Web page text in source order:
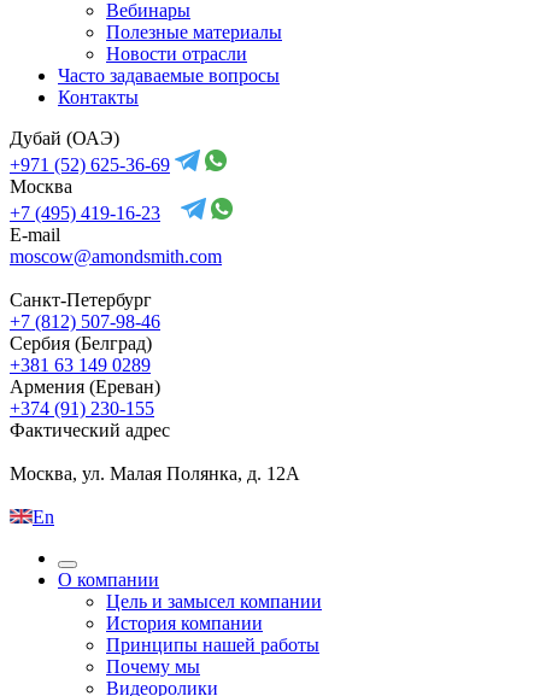
Вебинары
Полезные материалы
Новости отрасли
Часто задаваемые вопросы
Контакты
Дубай (ОАЭ)
+971 (52) 625-36-69
Москва
+7 (495) 419-16-23
E-mail
moscow@amondsmith.com
Санкт-Петербург
+7 (812) 507-98-46
Сербия (Белград)
+381 63 149 0289
Армения (Ереван)
+374 (91) 230-155
Фактический адрес
Москва, ул. Малая Полянка, д. 12А
En
О компании
Цель и замысел компании
История компании
Принципы нашей работы
Почему мы
Видеоролики